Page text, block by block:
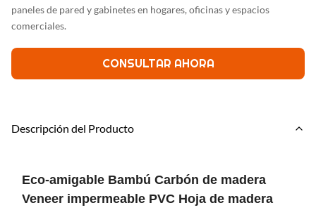
paneles de pared y gabinetes en hogares, oficinas y espacios
comerciales.
CONSULTAR AHORA
Descripción del Producto
Eco-amigable Bambú Carbón de madera
Veneer impermeable PVC Hoja de madera